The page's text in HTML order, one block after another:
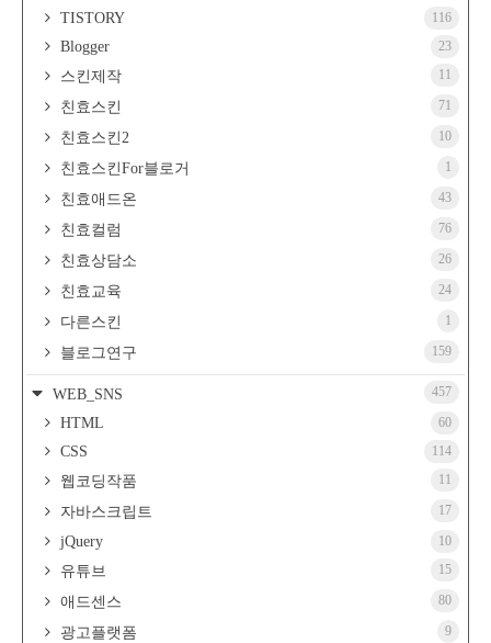
TISTORY 116
Blogger 23
스킨제작 11
친효스킨 71
친효스킨2 10
친효스킨For블로거 1
친효애드온 43
친효컬럼 76
친효상담소 26
친효교육 24
다른스킨 1
블로그연구 159
WEB_SNS 457
HTML 60
CSS 114
웹코딩작품 11
자바스크립트 17
jQuery 10
유튜브 15
애드센스 80
광고플랫폼 9